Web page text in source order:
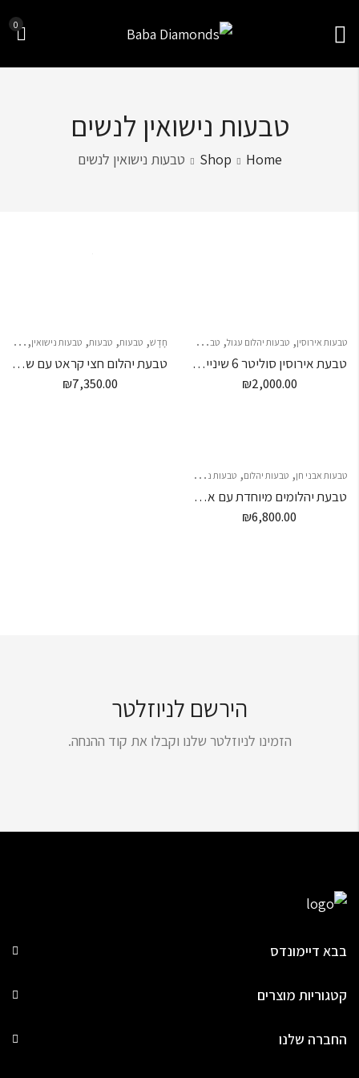
0
טבעות נישואין לנשים
Home
Shop טבעות נישואין לנשים
טבעות אירוסין, טבעות יהלום עגול, טבעות נישואין לנשים
טבעת אירוסין סוליטר 6 שיניים- 30 נקודות מרכזית
₪2,000.00
חָדָשׁ, טבעות, טבעות, טבעות נישואין,
טבעת יהלום חצי קראט עם שיבוץ סביב היהלום ועל הזרועות – "SATURN"
₪7,350.00
טבעות אבני חן, טבעות יהלום, טבעות נישואין
טבעת יהלומים מיוחדת עם אבן חן מעל קארט
₪6,800.00
הירשם לניוזלטר
הזמינו לניוזלטר שלנו וקבלו את קוד ההנחה.
בבא דיימונדס
קטגוריות מוצרים
החברה שלנו